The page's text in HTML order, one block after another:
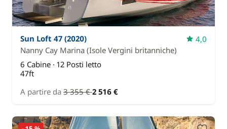
Sun Loft 47 (2020)
4,0
Nanny Cay Marina (Isole Vergini britanniche)
6 Cabine · 12 Posti letto
47ft
A partire da 3 355 €2 516 €